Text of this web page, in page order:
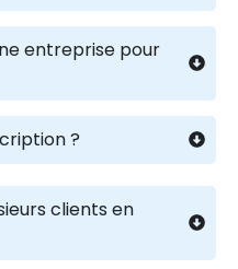
entreprise pour
?
clients en